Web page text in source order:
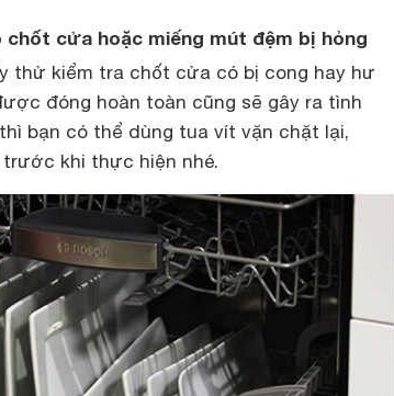
cửa hoặc miếng mút đệm bị hỏng
thử kiểm tra chốt cửa có bị cong hay hư
đóng hoàn toàn cũng sẽ gây ra tình
bạn có thể dùng tua vít vặn chặt lại,
khi thực hiện nhé.